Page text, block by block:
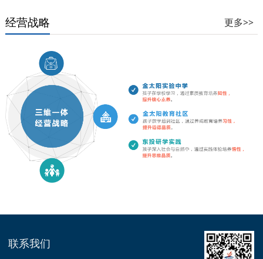
经营战略 更多>>
联系我们